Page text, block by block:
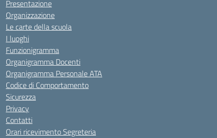
Presentazione
Organizzazione
Le carte della scuola
I luoghi
Funzionigramma
Organigramma Docenti
Organigramma Personale ATA
Codice di Comportamento
Sicurezza
Privacy
Contatti
Orari ricevimento Segreteria